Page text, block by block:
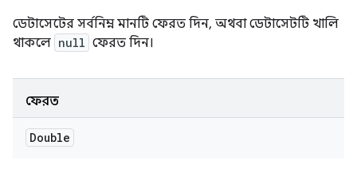
ডেটাসেটের সর্বনিম্ন মানটি ফেরত দিন, অথবা ডেটাসেটটি খালি
থাকলে null ফেরত দিন।
ফেরত
Double